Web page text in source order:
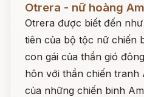
Otrera - nữ hoàng
Otrera được biết đến
tiên của bộ tộc nữ chiến
con gái của thần gió
hôn với thần chiến tranh
của những chiến binh